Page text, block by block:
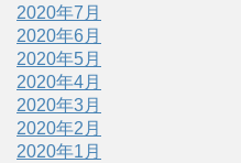
2020年7月
2020年6月
2020年5月
2020年4月
2020年3月
2020年2月
2020年1月